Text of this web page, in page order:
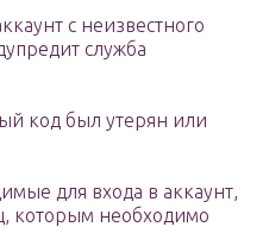
с неизвестного
служба
код был утерян или
для входа в аккаунт,
которым необходимо